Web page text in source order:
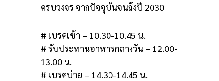
ครบวงจร จากปัจจุบันจนถึงปี 2030
# เบรคเช้า – 10.30-10.45 น.
# รับประทานอาหารกลางวัน – 12.00-
13.00 น.
# เบรคบ่าย – 14.30-14.45 น.